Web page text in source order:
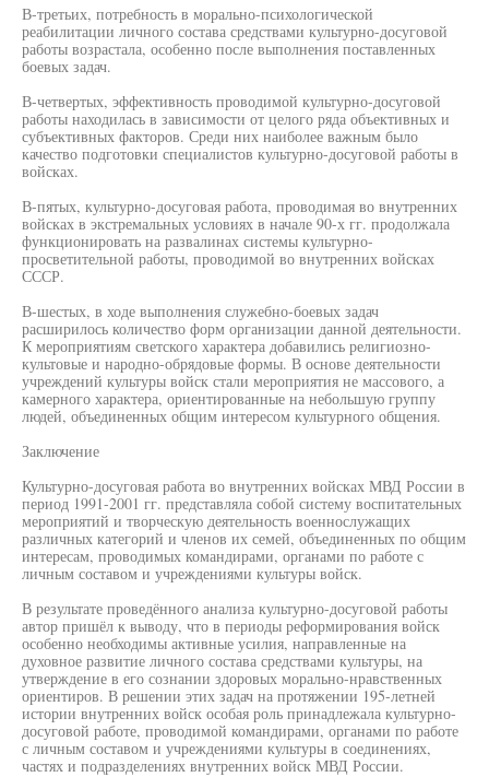
В-третьих, потребность в морально-психологической
реабилитации личного состава средствами культурно-досуговой
работы возрастала, особенно после выполнения поставленных
боевых задач.
В-четвертых, эффективность проводимой культурно-досуговой
работы находилась в зависимости от целого ряда объективных и
субъективных факторов. Среди них наиболее важным было
качество подготовки специалистов культурно-досуговой работы в
войсках.
В-пятых, культурно-досуговая работа, проводимая во внутренних
войсках в экстремальных условиях в начале 90-х гг. продолжала
функционировать на развалинах системы культурно-
просветительной работы, проводимой во внутренних войсках
СССР.
В-шестых, в ходе выполнения служебно-боевых задач
расширилось количество форм организации данной деятельности.
К мероприятиям светского характера добавились религиозно-
культовые и народно-обрядовые формы. В основе деятельности
учреждений культуры войск стали мероприятия не массового, а
камерного характера, ориентированные на небольшую группу
людей, объединенных общим интересом культурного общения.
Заключение
Культурно-досуговая работа во внутренних войсках МВД России в
период 1991-2001 гг. представляла собой систему воспитательных
мероприятий и творческую деятельность военнослужащих
различных категорий и членов их семей, объединенных по общим
интересам, проводимых командирами, органами по работе с
личным составом и учреждениями культуры войск.
В результате проведённого анализа культурно-досуговой работы
автор пришёл к выводу, что в периоды реформирования войск
особенно необходимы активные усилия, направленные на
духовное развитие личного состава средствами культуры, на
утверждение в его сознании здоровых морально-нравственных
ориентиров. В решении этих задач на протяжении 195-летней
истории внутренних войск особая роль принадлежала культурно-
досуговой работе, проводимой командирами, органами по работе
с личным составом и учреждениями культуры в соединениях,
частях и подразделениях внутренних войск МВД России.